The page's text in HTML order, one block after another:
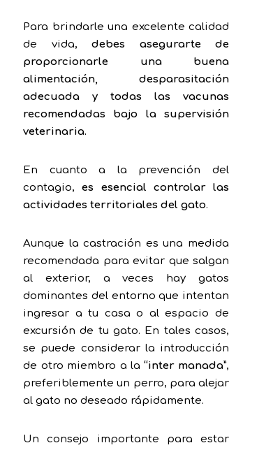
Para brindarle una excelente calidad
de vida,debes asegurarte de
proporcionarle una buena
alimentación, desparasitación
adecuada y todas las vacunas
recomendadas bajo la supervisión
veterinaria.
En cuanto a la prevención del
contagio,es esencial controlar las
actividades territoriales del gato.
Aunque la castración es una medida
recomendada para evitar que salgan
al exterior, a veces hay gatos
dominantes del entorno que intentan
ingresar a tu casa o al espacio de
excursión de tu gato. En tales casos,
se puede considerar la introducción
de otro miembro a la“inter manada”,
preferiblemente un perro, para alejar
al gato no deseado rápidamente.
Un consejo importante para estar